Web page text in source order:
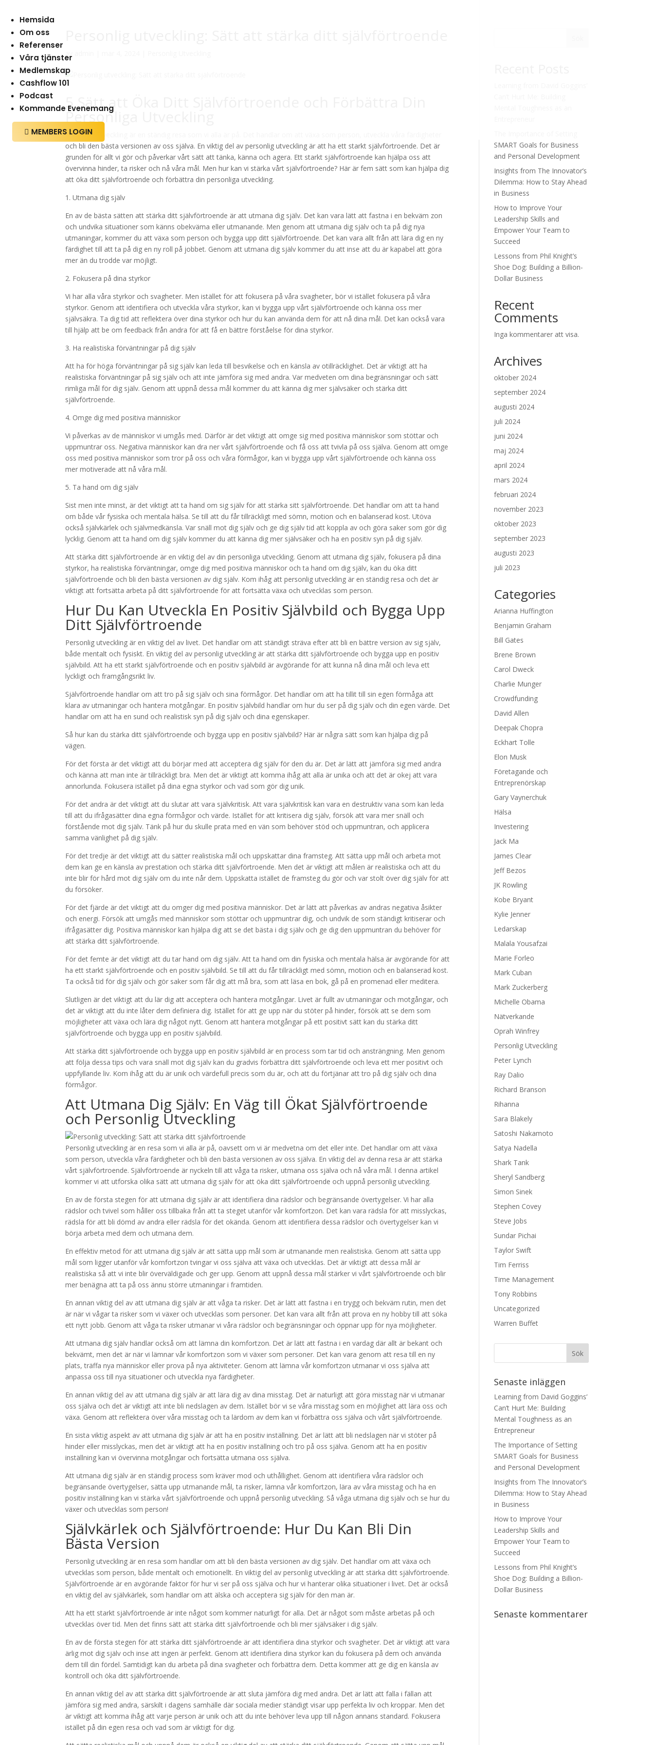
Hemsida
Om oss
Referenser
Våra tjänster
Medlemskap
Cashflow 101
Podcast
Kommande Evenemang
 MEMBERS LOGIN
5 Sätt att Öka Ditt Självförtroende och Förbättra Din
Personliga Utveckling
Personlig utveckling är en ständig resa som vi alla är på. Det handlar om att växa som person, utveckla våra färdigheter
och bli den bästa versionen av oss själva. En viktig del av personlig utveckling är att ha ett starkt självförtroende. Det är
grunden för allt vi gör och påverkar vårt sätt att tänka, känna och agera. Ett starkt självförtroende kan hjälpa oss att
övervinna hinder, ta risker och nå våra mål. Men hur kan vi stärka vårt självförtroende? Här är fem sätt som kan hjälpa dig
att öka ditt självförtroende och förbättra din personliga utveckling.
1. Utmana dig själv
En av de bästa sätten att stärka ditt självförtroende är att utmana dig själv. Det kan vara lätt att fastna i en bekväm zon
och undvika situationer som känns obekväma eller utmanande. Men genom att utmana dig själv och ta på dig nya
utmaningar, kommer du att växa som person och bygga upp ditt självförtroende. Det kan vara allt från att lära dig en ny
färdighet till att ta på dig en ny roll på jobbet. Genom att utmana dig själv kommer du att inse att du är kapabel att göra
mer än du trodde var möjligt.
2. Fokusera på dina styrkor
Vi har alla våra styrkor och svagheter. Men istället för att fokusera på våra svagheter, bör vi istället fokusera på våra
styrkor. Genom att identifiera och utveckla våra styrkor, kan vi bygga upp vårt självförtroende och känna oss mer
självsäkra. Ta dig tid att reflektera över dina styrkor och hur du kan använda dem för att nå dina mål. Det kan också vara
till hjälp att be om feedback från andra för att få en bättre förståelse för dina styrkor.
3. Ha realistiska förväntningar på dig själv
Att ha för höga förväntningar på sig själv kan leda till besvikelse och en känsla av otillräcklighet. Det är viktigt att ha
realistiska förväntningar på sig själv och att inte jämföra sig med andra. Var medveten om dina begränsningar och sätt
rimliga mål för dig själv. Genom att uppnå dessa mål kommer du att känna dig mer självsäker och stärka ditt
självförtroende.
4. Omge dig med positiva människor
Vi påverkas av de människor vi umgås med. Därför är det viktigt att omge sig med positiva människor som stöttar och
uppmuntrar oss. Negativa människor kan dra ner vårt självförtroende och få oss att tvivla på oss själva. Genom att omge
oss med positiva människor som tror på oss och våra förmågor, kan vi bygga upp vårt självförtroende och känna oss
mer motiverade att nå våra mål.
5. Ta hand om dig själv
Sist men inte minst, är det viktigt att ta hand om sig själv för att stärka sitt självförtroende. Det handlar om att ta hand
om både vår fysiska och mentala hälsa. Se till att du får tillräckligt med sömn, motion och en balanserad kost. Utöva
också självkärlek och självmedkänsla. Var snäll mot dig själv och ge dig själv tid att koppla av och göra saker som gör dig
lycklig. Genom att ta hand om dig själv kommer du att känna dig mer självsäker och ha en positiv syn på dig själv.
Att stärka ditt självförtroende är en viktig del av din personliga utveckling. Genom att utmana dig själv, fokusera på dina
styrkor, ha realistiska förväntningar, omge dig med positiva människor och ta hand om dig själv, kan du öka ditt
självförtroende och bli den bästa versionen av dig själv. Kom ihåg att personlig utveckling är en ständig resa och det är
viktigt att fortsätta arbeta på ditt självförtroende för att fortsätta växa och utvecklas som person.
Hur Du Kan Utveckla En Positiv Självbild och Bygga Upp
Ditt Självförtroende
Personlig utveckling är en viktig del av livet. Det handlar om att ständigt sträva efter att bli en bättre version av sig själv,
både mentalt och fysiskt. En viktig del av personlig utveckling är att stärka ditt självförtroende och bygga upp en positiv
självbild. Att ha ett starkt självförtroende och en positiv självbild är avgörande för att kunna nå dina mål och leva ett
lyckligt och framgångsrikt liv.
Självförtroende handlar om att tro på sig själv och sina förmågor. Det handlar om att ha tillit till sin egen förmåga att
klara av utmaningar och hantera motgångar. En positiv självbild handlar om hur du ser på dig själv och din egen värde. Det
handlar om att ha en sund och realistisk syn på dig själv och dina egenskaper.
Så hur kan du stärka ditt självförtroende och bygga upp en positiv självbild? Här är några sätt som kan hjälpa dig på
vägen.
För det första är det viktigt att du börjar med att acceptera dig själv för den du är. Det är lätt att jämföra sig med andra
och känna att man inte är tillräckligt bra. Men det är viktigt att komma ihåg att alla är unika och att det är okej att vara
annorlunda. Fokusera istället på dina egna styrkor och vad som gör dig unik.
För det andra är det viktigt att du slutar att vara självkritisk. Att vara självkritisk kan vara en destruktiv vana som kan leda
till att du ifrågasätter dina egna förmågor och värde. Istället för att kritisera dig själv, försök att vara mer snäll och
förstående mot dig själv. Tänk på hur du skulle prata med en vän som behöver stöd och uppmuntran, och applicera
samma vänlighet på dig själv.
För det tredje är det viktigt att du sätter realistiska mål och uppskattar dina framsteg. Att sätta upp mål och arbeta mot
dem kan ge en känsla av prestation och stärka ditt självförtroende. Men det är viktigt att målen är realistiska och att du
inte blir för hård mot dig själv om du inte når dem. Uppskatta istället de framsteg du gör och var stolt över dig själv för att
du försöker.
För det fjärde är det viktigt att du omger dig med positiva människor. Det är lätt att påverkas av andras negativa åsikter
och energi. Försök att umgås med människor som stöttar och uppmuntrar dig, och undvik de som ständigt kritiserar och
ifrågasätter dig. Positiva människor kan hjälpa dig att se det bästa i dig själv och ge dig den uppmuntran du behöver för
att stärka ditt självförtroende.
För det femte är det viktigt att du tar hand om dig själv. Att ta hand om din fysiska och mentala hälsa är avgörande för att
ha ett starkt självförtroende och en positiv självbild. Se till att du får tillräckligt med sömn, motion och en balanserad kost.
Ta också tid för dig själv och gör saker som får dig att må bra, som att läsa en bok, gå på en promenad eller meditera.
Slutligen är det viktigt att du lär dig att acceptera och hantera motgångar. Livet är fullt av utmaningar och motgångar, och
det är viktigt att du inte låter dem definiera dig. Istället för att ge upp när du stöter på hinder, försök att se dem som
möjligheter att växa och lära dig något nytt. Genom att hantera motgångar på ett positivt sätt kan du stärka ditt
självförtroende och bygga upp en positiv självbild.
Att stärka ditt självförtroende och bygga upp en positiv självbild är en process som tar tid och ansträngning. Men genom
att följa dessa tips och vara snäll mot dig själv kan du gradvis förbättra ditt självförtroende och leva ett mer positivt och
uppfyllande liv. Kom ihåg att du är unik och värdefull precis som du är, och att du förtjänar att tro på dig själv och dina
förmågor.
Att Utmana Dig Själv: En Väg till Ökat Självförtroende
och Personlig Utveckling
Personlig utveckling är en resa som vi alla är på, oavsett om vi är medvetna om det eller inte. Det handlar om att växa
som person, utveckla våra färdigheter och bli den bästa versionen av oss själva. En viktig del av denna resa är att stärka
vårt självförtroende. Självförtroende är nyckeln till att våga ta risker, utmana oss själva och nå våra mål. I denna artikel
kommer vi att utforska olika sätt att utmana dig själv för att öka ditt självförtroende och uppnå personlig utveckling.
En av de första stegen för att utmana dig själv är att identifiera dina rädslor och begränsande övertygelser. Vi har alla
rädslor och tvivel som håller oss tillbaka från att ta steget utanför vår komfortzon. Det kan vara rädsla för att misslyckas,
rädsla för att bli dömd av andra eller rädsla för det okända. Genom att identifiera dessa rädslor och övertygelser kan vi
börja arbeta med dem och utmana dem.
En effektiv metod för att utmana dig själv är att sätta upp mål som är utmanande men realistiska. Genom att sätta upp
mål som ligger utanför vår komfortzon tvingar vi oss själva att växa och utvecklas. Det är viktigt att dessa mål är
realistiska så att vi inte blir överväldigade och ger upp. Genom att uppnå dessa mål stärker vi vårt självförtroende och blir
mer benägna att ta på oss ännu större utmaningar i framtiden.
En annan viktig del av att utmana dig själv är att våga ta risker. Det är lätt att fastna i en trygg och bekväm rutin, men det
är när vi vågar ta risker som vi växer och utvecklas som personer. Det kan vara allt från att prova en ny hobby till att söka
ett nytt jobb. Genom att våga ta risker utmanar vi våra rädslor och begränsningar och öppnar upp för nya möjligheter.
Att utmana dig själv handlar också om att lämna din komfortzon. Det är lätt att fastna i en vardag där allt är bekant och
bekvämt, men det är när vi lämnar vår komfortzon som vi växer som personer. Det kan vara genom att resa till en ny
plats, träffa nya människor eller prova på nya aktiviteter. Genom att lämna vår komfortzon utmanar vi oss själva att
anpassa oss till nya situationer och utveckla nya färdigheter.
En annan viktig del av att utmana dig själv är att lära dig av dina misstag. Det är naturligt att göra misstag när vi utmanar
oss själva och det är viktigt att inte bli nedslagen av dem. Istället bör vi se våra misstag som en möjlighet att lära oss och
växa. Genom att reflektera över våra misstag och ta lärdom av dem kan vi förbättra oss själva och vårt självförtroende.
En sista viktig aspekt av att utmana dig själv är att ha en positiv inställning. Det är lätt att bli nedslagen när vi stöter på
hinder eller misslyckas, men det är viktigt att ha en positiv inställning och tro på oss själva. Genom att ha en positiv
inställning kan vi övervinna motgångar och fortsätta utmana oss själva.
Att utmana dig själv är en ständig process som kräver mod och uthållighet. Genom att identifiera våra rädslor och
begränsande övertygelser, sätta upp utmanande mål, ta risker, lämna vår komfortzon, lära av våra misstag och ha en
positiv inställning kan vi stärka vårt självförtroende och uppnå personlig utveckling. Så våga utmana dig själv och se hur du
växer och utvecklas som person!
Självkärlek och Självförtroende: Hur Du Kan Bli Din
Bästa Version
Personlig utveckling är en resa som handlar om att bli den bästa versionen av dig själv. Det handlar om att växa och
utvecklas som person, både mentalt och emotionellt. En viktig del av personlig utveckling är att stärka ditt självförtroende.
Självförtroende är en avgörande faktor för hur vi ser på oss själva och hur vi hanterar olika situationer i livet. Det är också
en viktig del av självkärlek, som handlar om att älska och acceptera sig själv för den man är.
Att ha ett starkt självförtroende är inte något som kommer naturligt för alla. Det är något som måste arbetas på och
utvecklas över tid. Men det finns sätt att stärka ditt självförtroende och bli mer självsäker i dig själv.
En av de första stegen för att stärka ditt självförtroende är att identifiera dina styrkor och svagheter. Det är viktigt att vara
ärlig mot dig själv och inse att ingen är perfekt. Genom att identifiera dina styrkor kan du fokusera på dem och använda
dem till din fördel. Samtidigt kan du arbeta på dina svagheter och förbättra dem. Detta kommer att ge dig en känsla av
kontroll och öka ditt självförtroende.
En annan viktig del av att stärka ditt självförtroende är att sluta jämföra dig med andra. Det är lätt att falla i fällan att
jämföra sig med andra, särskilt i dagens samhälle där sociala medier ständigt visar upp perfekta liv och kroppar. Men det
är viktigt att komma ihåg att varje person är unik och att du inte behöver leva upp till någon annans standard. Fokusera
istället på din egen resa och vad som är viktigt för dig.
SMART Goals for Business
and Personal Development
Insights from The Innovator’s
Dilemma: How to Stay Ahead
in Business
How to Improve Your
Leadership Skills and
Empower Your Team to
Succeed
Lessons from Phil Knight’s
Shoe Dog: Building a Billion-
Dollar Business
Recent
Comments
Inga kommentarer att visa.
Archives
oktober 2024
september 2024
augusti 2024
juli 2024
juni 2024
maj 2024
april 2024
mars 2024
februari 2024
november 2023
oktober 2023
september 2023
augusti 2023
juli 2023
Categories
Arianna Huffington
Benjamin Graham
Bill Gates
Brene Brown
Carol Dweck
Charlie Munger
Crowdfunding
David Allen
Deepak Chopra
Eckhart Tolle
Elon Musk
Företagande och
Entreprenörskap
Gary Vaynerchuk
Hälsa
Investering
Jack Ma
James Clear
Jeff Bezos
JK Rowling
Kobe Bryant
Kylie Jenner
Ledarskap
Malala Yousafzai
Marie Forleo
Mark Cuban
Mark Zuckerberg
Michelle Obama
Nätverkande
Oprah Winfrey
Personlig Utveckling
Peter Lynch
Ray Dalio
Richard Branson
Rihanna
Sara Blakely
Satoshi Nakamoto
Satya Nadella
Shark Tank
Sheryl Sandberg
Simon Sinek
Stephen Covey
Steve Jobs
Sundar Pichai
Taylor Swift
Tim Ferriss
Time Management
Tony Robbins
Uncategorized
Warren Buffet
Senaste inläggen
Learning from David Goggins’
Can’t Hurt Me: Building
Mental Toughness as an
Entrepreneur
The Importance of Setting
SMART Goals for Business
and Personal Development
Insights from The Innovator’s
Dilemma: How to Stay Ahead
in Business
How to Improve Your
Leadership Skills and
Empower Your Team to
Succeed
Lessons from Phil Knight’s
Shoe Dog: Building a Billion-
Dollar Business
Senaste kommentarer